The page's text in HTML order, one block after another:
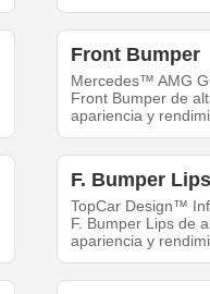
Front Bumper
Mercedes™ AMG
Front Bumper de
apariencia y
F. Bumper Lips
TopCar Design™
F. Bumper Lips de
apariencia y